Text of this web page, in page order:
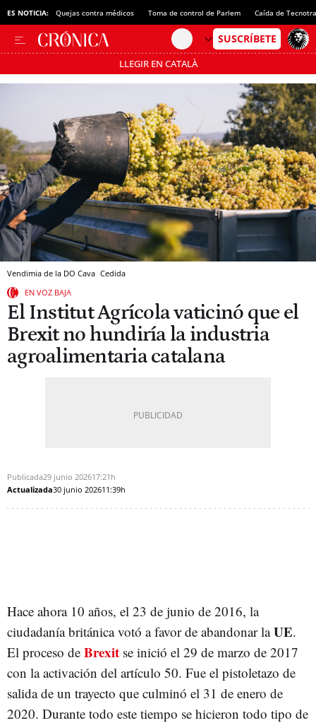
ES NOTICIA: Quejas contra médicos Toma de control de Parlem Caída de
LLEGIR EN CATALÀ
Pásate al MODO AHORRO
Vendimia de la DO Cava Cedida
EN VOZ BAJA
El Institut Agrícola vaticinó que el
Brexit no hundiría la industria
agroalimentaria catalana
Publicada29 junio 202617:21h
Actualizada30 junio 202611:39h
Hace ahora 10 años, el 23 de junio de 2016, la
ciudadanía británica votó a favor de abandonar laUE.
El proceso de Brexit se inició el 29 de marzo de 2017
con la activación del artículo 50. Fue el pistoletazo de
salida de un trayecto que culminó el 31 de enero de
2020. Durante todo este tiempo se hicieron todo tipo de